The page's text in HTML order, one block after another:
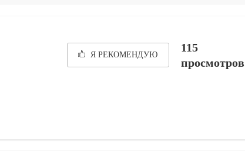
Я РЕКОМЕНДУЮ
115
просмотров